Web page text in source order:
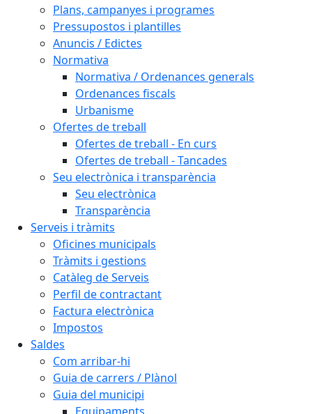
Plans, campanyes i programes
Pressupostos i plantilles
Anuncis / Edictes
Normativa
Normativa / Ordenances generals
Ordenances fiscals
Urbanisme
Ofertes de treball
Ofertes de treball - En curs
Ofertes de treball - Tancades
Seu electrònica i transparència
Seu electrònica
Transparència
Serveis i tràmits
Oficines municipals
Tràmits i gestions
Catàleg de Serveis
Perfil de contractant
Factura electrònica
Impostos
Saldes
Com arribar-hi
Guia de carrers / Plànol
Guia del municipi